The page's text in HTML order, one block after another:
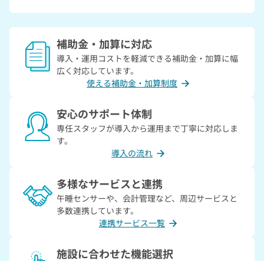
補助金・加算に対応
導入・運用コストを軽減できる補助金・加算に幅
広く対応しています。
使える補助金・加算制度
安心のサポート体制
専任スタッフが導入から運用まで丁寧に対応しま
す。
導入の流れ
多様なサービスと連携
午睡センサーや、会計管理など、周辺サービスと
多数連携しています。
連携サービス一覧
施設に合わせた機能選択